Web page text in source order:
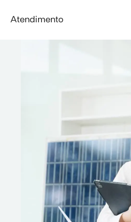
Preço
Trave o
fatura.
Disponível para
Conhecer
Atendimento